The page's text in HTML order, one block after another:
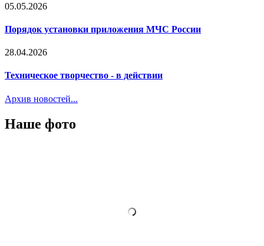
05.05.2026
Порядок установки приложения МЧС России
28.04.2026
Техническое творчество - в действии
Архив новостей...
Наше фото